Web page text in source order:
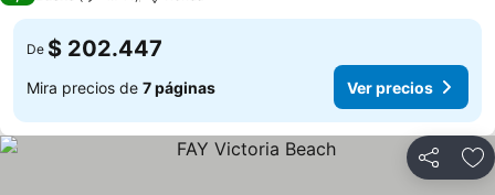
De $ 202.447
Mira precios de 7 páginas Ver precios
Compartir